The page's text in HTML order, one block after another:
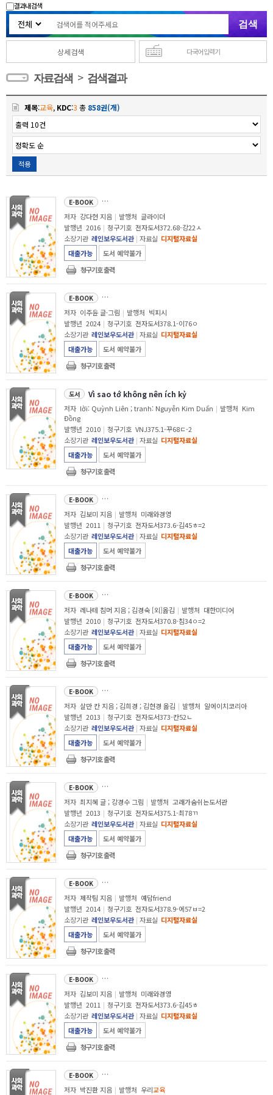
결과내 검색
상세검색 다국어 입력기
자료검색 > 검색결과
제목:교육, KDC:3 총 858권(개)
적용
E-BOOK 10대 나만의 꿈과 마주하라 : 진짜 나를 찾아 떠나는 여행
저자 강다현 지음 | 발행처 글라이더
발행년 2016 | 청구기호 전자도서372.68-강22ㅅ
소장기관 레인보우도서관 | 자료실 디지털자료실
대출가능
도서 예약불가
청구기호 출력
E-BOOK
저자 이주윤 글·그림 | 발행처 빅피시
발행년 2024 | 청구기호 전자도서378.1-이76ㅇ
소장기관 레인보우도서관 | 자료실 디지털자료실
대출가능
도서 예약불가
청구기호 출력
도서 Vì sao tớ không nên ích kỷ
저자 lời: Quỳnh Liên ; tranh: Nguyễn Kim Duẩn | 발행처 Kim
Đồng
발행년 2010 | 청구기호 VNJ375.1-꾸68ㄷ-2
소장기관 레인보우도서관 | 자료실 디지털자료실
대출가능
도서 예약불가
청구기호 출력
E-BOOK
저자 김보미 지음 | 발행처 미래와경영
발행년 2011 | 청구기호 전자도서373.6-김45ㅎ=2
소장기관 레인보우도서관 | 자료실 디지털자료실
대출가능
도서 예약불가
청구기호 출력
E-BOOK 움직임
저자 레나테 침머 지음 ; 김경숙 [외]옮김 | 발행처 대한미디어
발행년 2010 | 청구기호 전자도서370.8-침34ㅇ=2
소장기관 레인보우도서관 | 자료실 디지털자료실
대출가능
도서 예약불가
청구기호 출력
E-BOOK 나는 공짜로 공부한다 : 우리가
저자 살만 칸 지음 ; 김희경 ; 김현경 옮김 | 발행처 알에이치코리아
발행년 2013 | 청구기호 전자도서373-칸52ㄴ
소장기관 레인보우도서관 | 자료실 디지털자료실
대출가능
도서 예약불가
청구기호 출력
E-BOOK 까불까불 내 몸!
저자 최지혜 글 ; 강경수 그림 | 발행처 고래가숨쉬는도서관
발행년 2013 | 청구기호 전자도서375.1-최78ㄲ
소장기관 레인보우도서관 | 자료실 디지털자료실
대출가능
도서 예약불가
청구기호 출력
E-BOOK 부모 vs 학부모
저자 제작팀 지음 | 발행처 예담friend
발행년 2014 | 청구기호 전자도서378.9-에57ㅂ=2
소장기관 레인보우도서관 | 자료실 디지털자료실
대출가능
도서 예약불가
청구기호 출력
E-BOOK
저자 김보미 지음 | 발행처 미래와경영
발행년 2011 | 청구기호 전자도서373.6-김45ㅎ
소장기관 레인보우도서관 | 자료실 디지털자료실
대출가능
도서 예약불가
청구기호 출력
E-BOOK 아이들 글 읽기와 삶 읽기 : 겉도는 삶 헛도는
저자 박진환 지음 | 발행처 우리교육